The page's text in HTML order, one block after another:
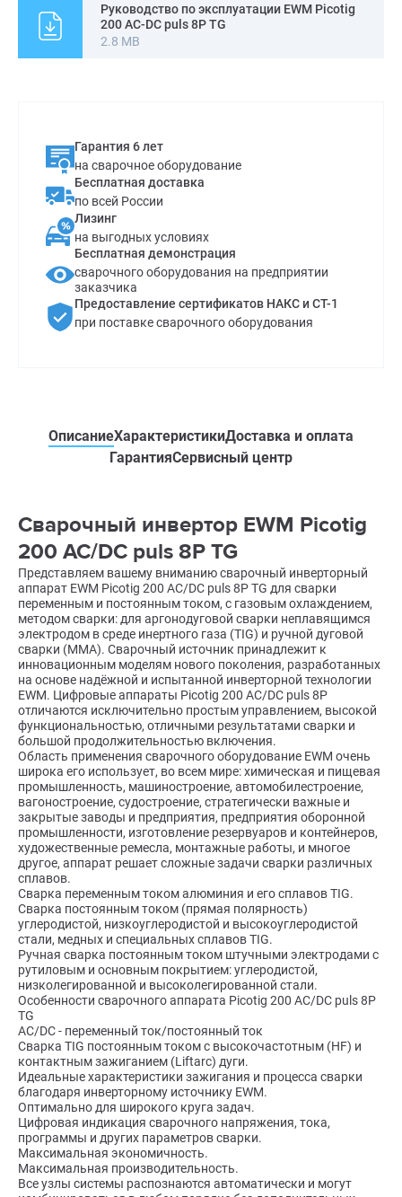
Руководство по эксплуатации EWM Picotig
200 AC-DC puls 8P TG
2.8 MB
Гарантия 6 лет
на сварочное оборудование
Бесплатная доставка
по всей России
Лизинг
на выгодных условиях
Бесплатная демонстрация
сварочного оборудования на предприятии
заказчика
Предоставление сертификатов НАКС и СТ-1
при поставке сварочного оборудования
ОписаниеХарактеристикиДоставка и оплата
ГарантияСервисный центр
Сварочный инвертор EWM Picotig
200 AC/DC puls 8P TG
Представляем вашему вниманию сварочный инверторный
аппарат EWM Picotig 200 AC/DC puls 8P TG для сварки
переменным и постоянным током, с газовым охлаждением,
методом сварки: для аргонодуговой сварки неплавящимся
электродом в среде инертного газа (TIG) и ручной дуговой
сварки (MMA). Сварочный источник принадлежит к
инновационным моделям нового поколения, разработанных
на основе надёжной и испытанной инверторной технологии
EWM. Цифровые аппараты Picotig 200 AC/DC puls 8P
отличаются исключительно простым управлением, высокой
функциональностью, отличными результатами сварки и
большой продолжительностью включения.
Область применения сварочного оборудование EWM очень
широка его использует, во всем мире: химическая и пищевая
промышленность, машиностроение, автомобилестроение,
вагоностроение, судостроение, стратегически важные и
закрытые заводы и предприятия, предприятия оборонной
промышленности, изготовление резервуаров и контейнеров,
художественные ремесла, монтажные работы, и многое
другое, аппарат решает сложные задачи сварки различных
сплавов.
Сварка переменным током алюминия и его сплавов TIG.
Сварка постоянным током (прямая полярность)
углеродистой, низкоуглеродистой и высокоуглеродистой
стали, медных и специальных сплавов TIG.
Ручная сварка постоянным током штучными электродами с
рутиловым и основным покрытием: углеродистой,
низколегированной и высоколегированной стали.
Особенности сварочного аппарата Picotig 200 AC/DC puls 8P
TG
AC/DC - переменный ток/постоянный ток
Сварка TIG постоянным током с высокочастотным (HF) и
контактным зажиганием (Liftarc) дуги.
Идеальные характеристики зажигания и процесса сварки
благодаря инверторному источнику EWM.
Оптимально для широкого круга задач.
Цифровая индикация сварочного напряжения, тока,
программы и других параметров сварки.
Максимальная экономичность.
Максимальная производительность.
Все узлы системы распознаются автоматически и могут